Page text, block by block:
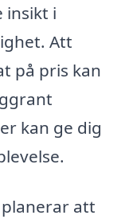
insikt i
Att
på pris kan
kan ge dig
att